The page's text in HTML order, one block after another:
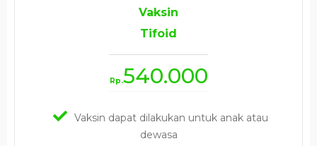
Vaksin
Tifoid
Rp.540.000
Vaksin dapat dilakukan untuk anak atau
dewasa